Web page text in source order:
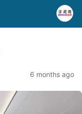
6 months ago